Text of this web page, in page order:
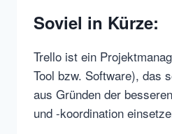
Soviel in Kürze:
Trello ist ein
Tool bzw. Software), das
aus Gründen der
und -koordination